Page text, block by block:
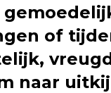
of
naar